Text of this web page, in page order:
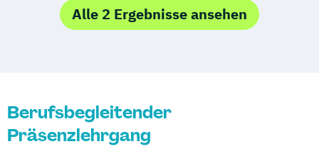
Altenpflege
Gerontopsychiatrische Fachkraft
Hygienebeauftragter
Lebensbegleitung für demenziell
veränderte Menschen (Demenzassistenz)
Demenzbetreuung
Case-Management /
Fachkraft Palliativ Pflege
Fachkraft für
Alle 2 Ergebnisse ansehen
Berufsbegleitender
Präsenzlehrgang